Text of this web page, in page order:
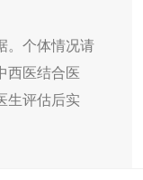
。个体情况请
西医结合医
生评估后实